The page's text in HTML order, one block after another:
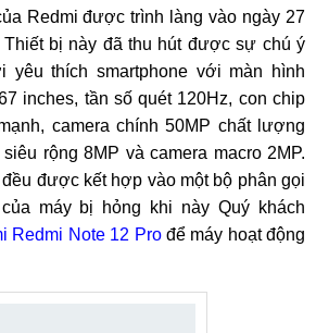
Redmi được trình làng vào ngày 27
Thiết bị này đã thu hút được sự chú ý
yêu thích smartphone với màn hình
inches, tần số quét 120Hz, con chip
camera chính 50MP chất lượng
rộng 8MP và camera macro 2MP.
được kết hợp vào một bộ phân gọi
máy bị hỏng khi này Quý khách
Redmi Note 12 Prođể máy hoạt động